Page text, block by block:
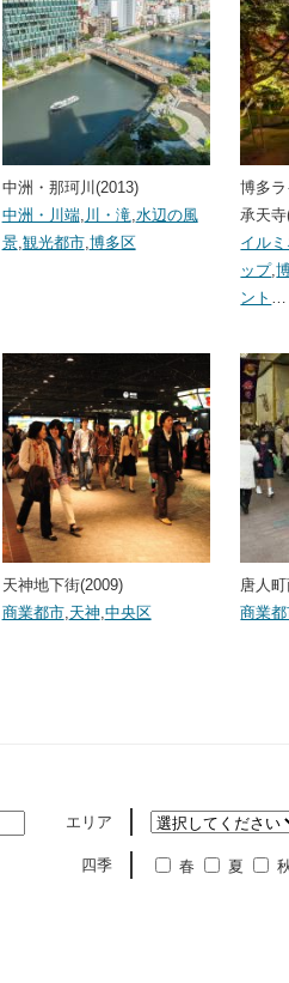
中洲・那珂川(2013)
中洲・川端, 川・滝 水辺の風
景, 観光都市, 博多区
博多
承天寺
イル
ップ,
ント
天神地下街(2009)
商業都市, 天神, 中央区
唐人
商業
エリア
四季 春 夏